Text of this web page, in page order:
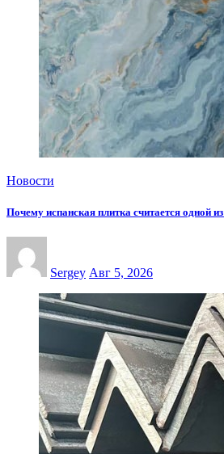
Новости
Почему испанская плитка считается одной
Sergey Авг 5, 2026